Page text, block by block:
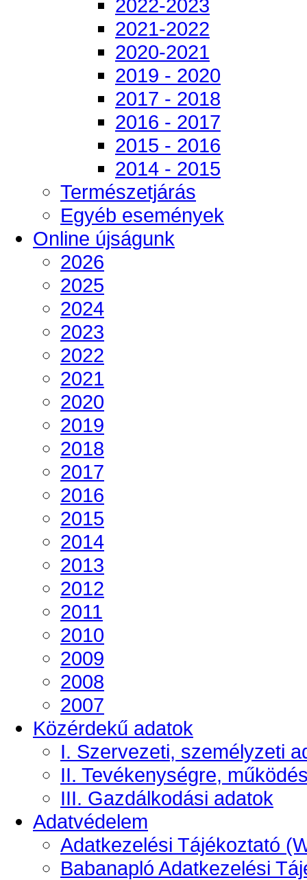
2022-2023
2021-2022
2020-2021
2019 - 2020
2017 - 2018
2016 - 2017
2015 - 2016
2014 - 2015
Természetjárás
Egyéb események
Online újságunk
2026
2025
2024
2023
2022
2021
2020
2019
2018
2017
2016
2015
2014
2013
2012
2011
2010
2009
2008
2007
Közérdekű adatok
I. Szervezeti, személyzeti
II. Tevékenységre,
III. Gazdálkodási adatok
Adatvédelem
Adatkezelési Tájékoztató
Babanapló Adatkezelési